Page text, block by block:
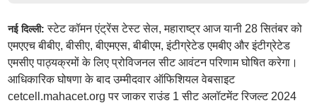
नई दिल्ली: स्टेट कॉमन एंट्रेंस टेस्ट सेल, महाराष्ट्र आज यानी 28 सितंबर को
एमएएच बीबीए, बीसीए, बीएमएस, बीबीएम, इंटीग्रेटेड एमबीए और इंटीग्रेटेड
एमसीए पाठ्यक्रमों के लिए प्रोविजनल सीट आवंटन परिणाम घोषित करेगा।
आधिकारिक घोषणा के बाद उम्मीदवार ऑफिशियल वेबसाइट
cetcell.mahacet.org पर जाकर राउंड 1 सीट अलॉटमेंट रिजल्ट 2024